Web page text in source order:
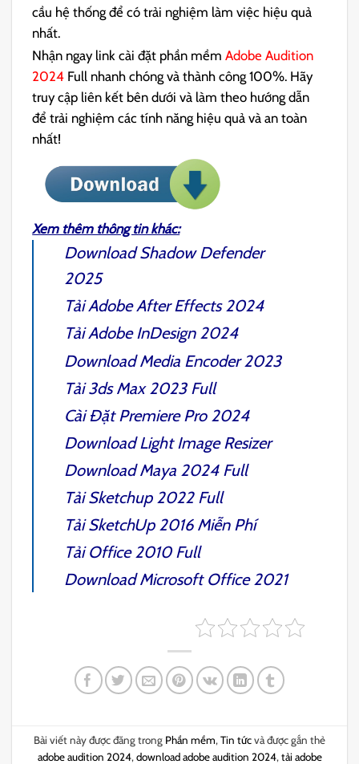
cầu hệ thống để có trải nghiệm làm việc hiệu quả
nhất.
Nhận ngay link cài đặt phần mềmAdobe Audition
2024 Full nhanh chóng và thành công 100%. Hãy
truy cập liên kết bên dưới và làm theo hướng dẫn
để trải nghiệm các tính năng hiệu quả và an toàn
nhất!
Xem thêm thông tin khác:
DownloadShadow Defender
2025
TảiAdobe After Effects 2024
TảiAdobe InDesign 2024
DownloadMedia Encoder 2023
Tải3ds Max 2023 Full
Cài Đặt Premiere Pro 2024
DownloadLight Image Resizer
DownloadMaya 2024 Full
TảiSketchup 2022Full
TảiSketchUp 2016Miễn Phí
TảiOffice 2010 Full
DownloadMicrosoft Office 2021
Bài viết này được đăng trong Phần mềm, Tin tứcvà được gắn thẻ
adobe audition 2024, download adobe audition 2024, tải adobe